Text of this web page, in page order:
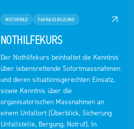
MOTORRAD FAHRAUSBILDUNG
NOTHILFEKURS
Der Nothilfekurs beinhaltet die Kenntnis
über lebensrettende Sofortmassnahmen
und deren situationsgerechten Einsatz,
sowie Kenntnis über die
organisatorischen Massnahmen an
einem Unfallort (Überblick, Sicherung
Unfallstelle, Bergung, Notruf). In